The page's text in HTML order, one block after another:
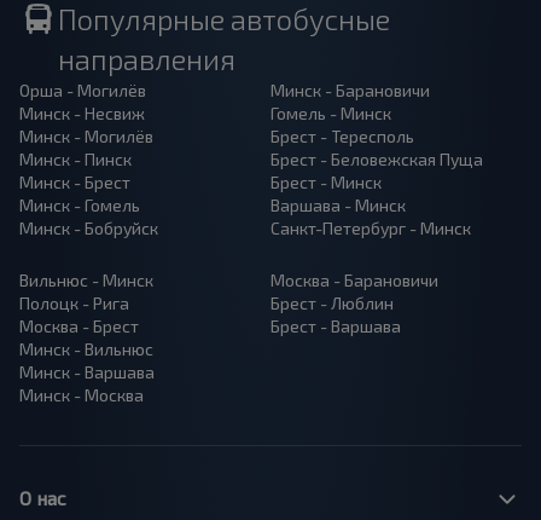
Популярные автобусные
направления
Орша - Могилёв
Минск - Несвиж
Минск - Могилёв
Минск - Пинск
Минск - Брест
Минск - Гомель
Минск - Бобруйск
Минск - Барановичи
Гомель - Минск
Брест - Тересполь
Брест - Беловежская Пуща
Брест - Минск
Варшава - Минск
Санкт-Петербург - Минск
Вильнюс - Минск
Полоцк - Рига
Москва - Брест
Минск - Вильнюс
Минск - Варшава
Минск - Москва
Москва - Барановичи
Брест - Люблин
Брест - Варшава
О нас